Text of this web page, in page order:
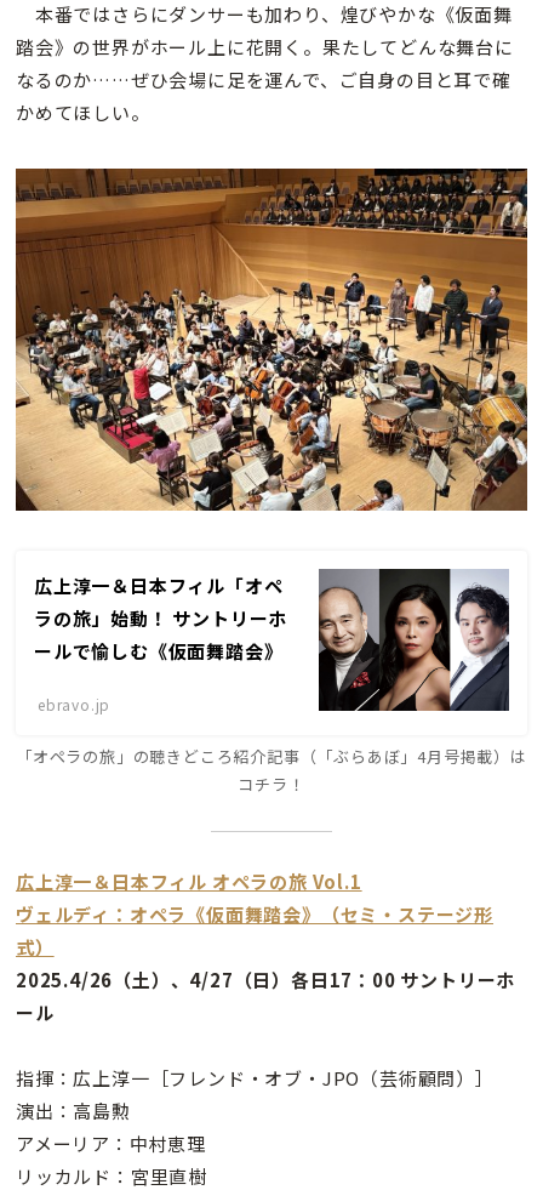
本番ではさらにダンサーも加わり、煌びやかな《仮面舞
踏会》の世界がホール上に花開く。果たしてどんな舞台に
なるのか……ぜひ会場に足を運んで、ご自身の目と耳で確
かめてほしい。
広上淳一＆日本フィル「オペ
ラの旅」始動！ サントリーホ
ールで愉しむ《仮面舞踏会》
ebravo.jp
「オペラの旅」の聴きどころ紹介記事（「ぶらあぼ」4月号掲載）は
コチラ！
広上淳一＆日本フィル オペラの旅 Vol.1
ヴェルディ：オペラ《仮面舞踏会》（セミ・ステージ形
式）
2025.4/26（土）、4/27（日）各日17：00 サントリーホ
ール
指揮：広上淳一［フレンド・オブ・JPO（芸術顧問）］
演出：高島勲
アメーリア：中村恵理
リッカルド：宮里直樹